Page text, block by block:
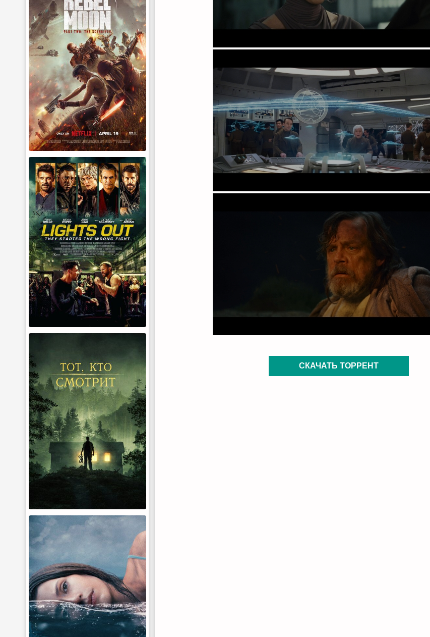
СКАЧАТЬ ТОРРЕНТ